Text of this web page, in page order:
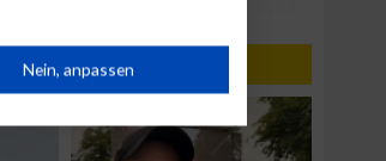
Nein, anpassen